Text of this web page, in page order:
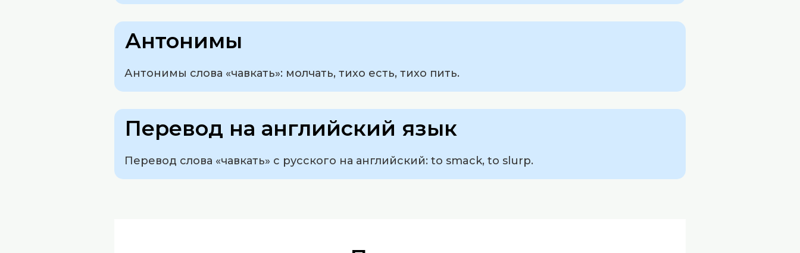
Антонимы
Антонимы слова «чавкать»: молчать, тихо есть, тихо пить.
Перевод на английский язык
Перевод слова «чавкать» с русского на английский: to smack, to slurp.